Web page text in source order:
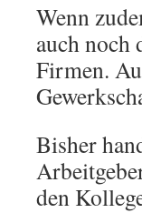
Wenn
auch noch
Firmen.
Bisher
den